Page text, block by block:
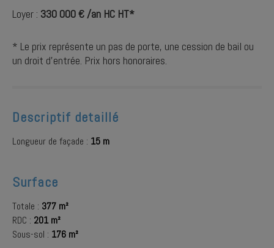
Loyer : 330 000 € /an HC HT*
* Le prix représente un pas de porte, une cession de bail ou
un droit d'entrée. Prix hors honoraires.
Descriptif detaillé
Longueur de façade : 15 m
Surface
Totale : 377 m²
RDC : 201 m²
Sous-sol : 176 m²